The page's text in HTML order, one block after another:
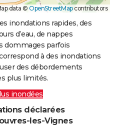
data ©OpenStreetMapcontributors
inondations rapides, des
d’eau, de nappes
dommages parfois
à des inondations
des débordements
plus limités.
inondées
déclarées
les-Vignes